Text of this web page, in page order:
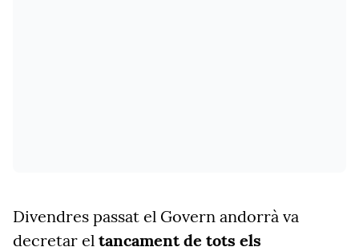
Divendres passat el Govern andorrà va
decretar el tancament de tots els